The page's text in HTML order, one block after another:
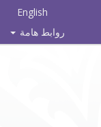
English
روابط هامة